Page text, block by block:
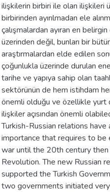
ilişkilerin birbiri ile olan ilişkileri
birbirinden ayırılmadan ele
çalışmalardan ayıran en
üzerinden değil, bunları bir
araştırmalardan elde edilen
çoğunlukla üzerinde durulan
tarihe ve yapıya sahip olan
sektörünün de hem istihdam
önemli olduğu ve özellikle yurt
ilişkiler açısından önemli
Turkish-Russian relations
importance that requires to be
war until the 20th century
Revolution. The new Russian
supported the Turkish
two governments initiated